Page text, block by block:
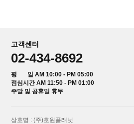
고객센터
02-434-8692
평 일 AM 10:00 - PM 05:00
점심시간 AM 11:50 - PM 01:00
주말 및 공휴일 휴무
상호명 : (주)호원플래닛